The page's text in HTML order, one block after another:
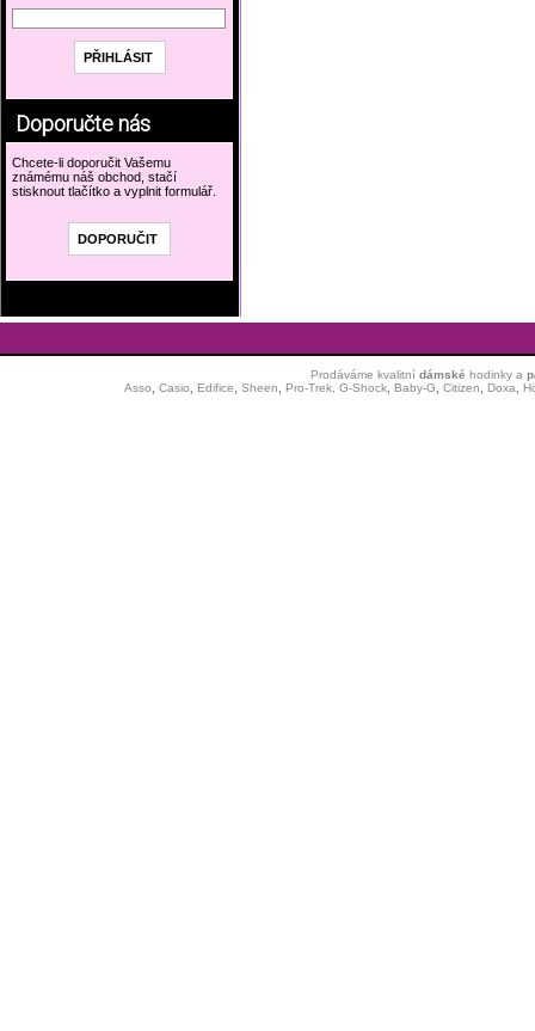
Doporučte nás
Chcete-li doporučit Vašemu
známému náš obchod, stačí
stisknout tlačítko a vyplnit formulář.
Prodáváme kvalitní dámské hodinkya
Asso
Casio Edifice Sheen Pro-Trek, G-Shock, Baby-G Citizen Doxa